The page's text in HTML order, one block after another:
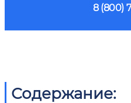
8 (800)
Содержание: